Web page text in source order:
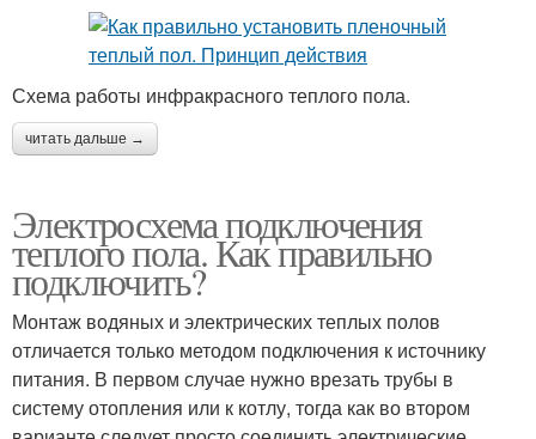
Схема работы инфракрасного теплого пола.
читать дальше →
Электросхема подключения
теплого пола. Как правильно
подключить?
Монтаж водяных и электрических теплых полов
отличается только методом подключения к источнику
питания. В первом случае нужно врезать трубы в
систему отопления или к котлу, тогда как во втором